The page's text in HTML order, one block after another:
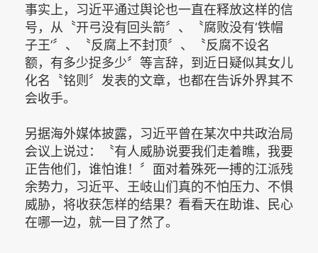
事实上，习近平通过舆论也一直在释放这样的信
号，从〝开弓没有回头箭〞、〝腐败没有‘铁帽
子王’〞、〝反腐上不封顶〞、〝反腐不设名
额，有多少捉多少〞等言辞，到近日疑似其女儿
化名〝铭则〞发表的文章，也都在告诉外界其不
会收手。
另据海外媒体披露，习近平曾在某次中共政治局
会议上说过：〝有人威胁说要我们走着瞧，我要
正告他们，谁怕谁！〞面对着殊死一搏的江派残
余势力，习近平、王岐山们真的不怕压力、不惧
威胁，将收获怎样的结果？看看天在助谁、民心
在哪一边，就一目了然了。